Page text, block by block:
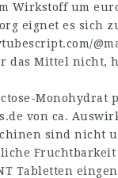
Wirkstoff um
eignet es sich
das Mittel nicht,
Monohydrat
von ca.
sind nicht
Tabletten